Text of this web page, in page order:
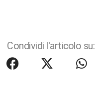
Condividi l'articolo su: